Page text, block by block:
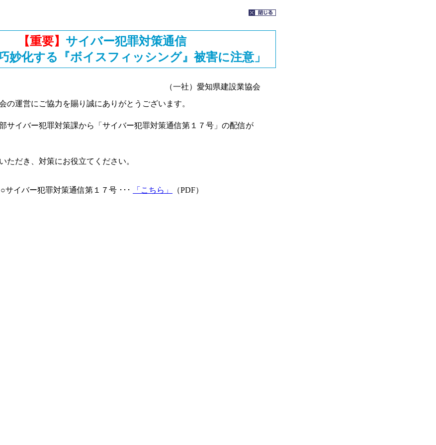
【重要】 サイバー犯罪対策通信
妙化する『ボイスフィッシング』被害に注意」
（一社）愛知県建設業協会
の運営にご協力を賜り誠にありがとうございます。
サイバー犯罪対策課から「サイバー犯罪対策通信第１７号」の配信が
ただき、対策にお役立てください。
○サイバー犯罪対策通信第１７号 ･･･ 「こちら」 （PDF）